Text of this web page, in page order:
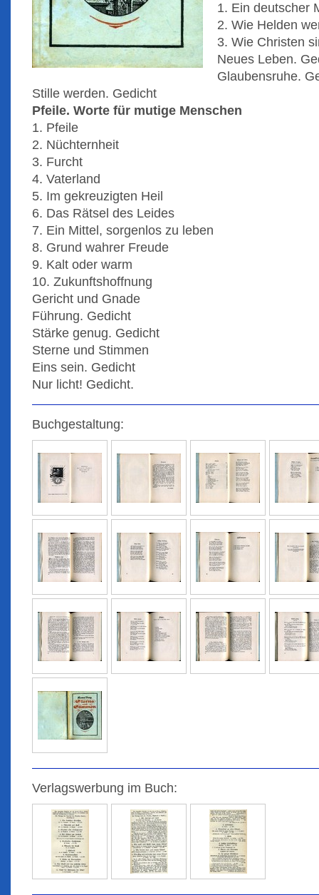
1. Ein deutscher
2. Wie Helden
3. Wie Christen
Neues Leben.
Glaubensruhe.
Stille werden. Gedicht
Pfeile. Worte für mutige Menschen
1. Pfeile
2. Nüchternheit
3. Furcht
4. Vaterland
5. Im gekreuzigten Heil
6. Das Rätsel des Leides
7. Ein Mittel, sorgenlos zu leben
8. Grund wahrer Freude
9. Kalt oder warm
10. Zukunftshoffnung
Gericht und Gnade
Führung. Gedicht
Stärke genug. Gedicht
Sterne und Stimmen
Eins sein. Gedicht
Nur licht! Gedicht.
Buchgestaltung:
Verlagswerbung im Buch: